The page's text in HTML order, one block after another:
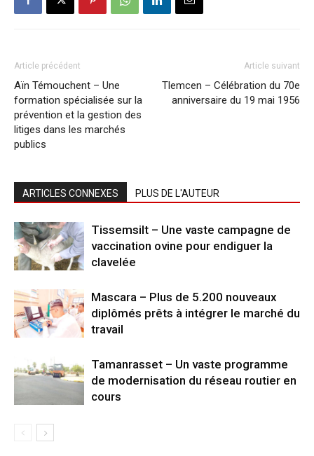
Article précédent
Aïn Témouchent – Une
formation spécialisée sur la
prévention et la gestion des
litiges dans les marchés
publics
Article suivant
Tlemcen – Célébration du 70e
anniversaire du 19 mai 1956
ARTICLES CONNEXES PLUS DE L'AUTEUR
Tissemsilt – Une vaste campagne de
vaccination ovine pour endiguer la
clavelée
Mascara – Plus de 5.200 nouveaux
diplômés prêts à intégrer le marché du
travail
Tamanrasset – Un vaste programme
de modernisation du réseau routier en
cours